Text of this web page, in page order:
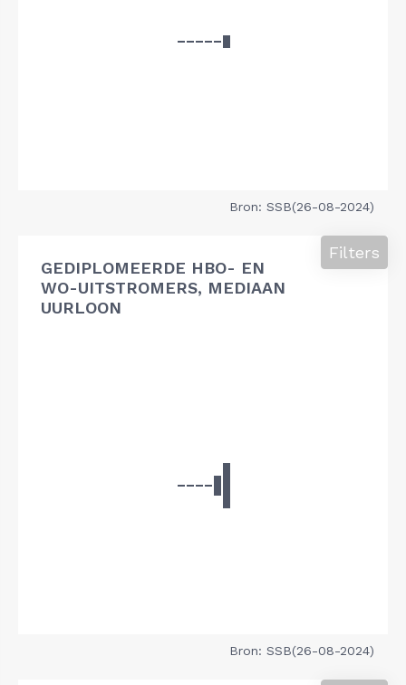
Bron: SSB(26-08-2024)
GEDIPLOMEERDE HBO- EN
WO-UITSTROMERS, MEDIAAN
UURLOON
Filters
Bron: SSB(26-08-2024)